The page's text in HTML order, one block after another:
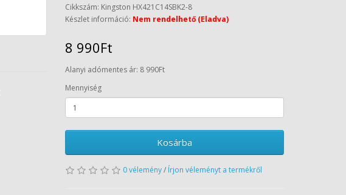
Cikkszám: Kingston HX421C14SBK2-8
Készlet információ: Nem rendelhető (Eladva)
8 990Ft
Alanyi adómentes ár: 8 990Ft
Mennyiség
Kosárba
0 vélemény/ Írjon véleményt a termékről